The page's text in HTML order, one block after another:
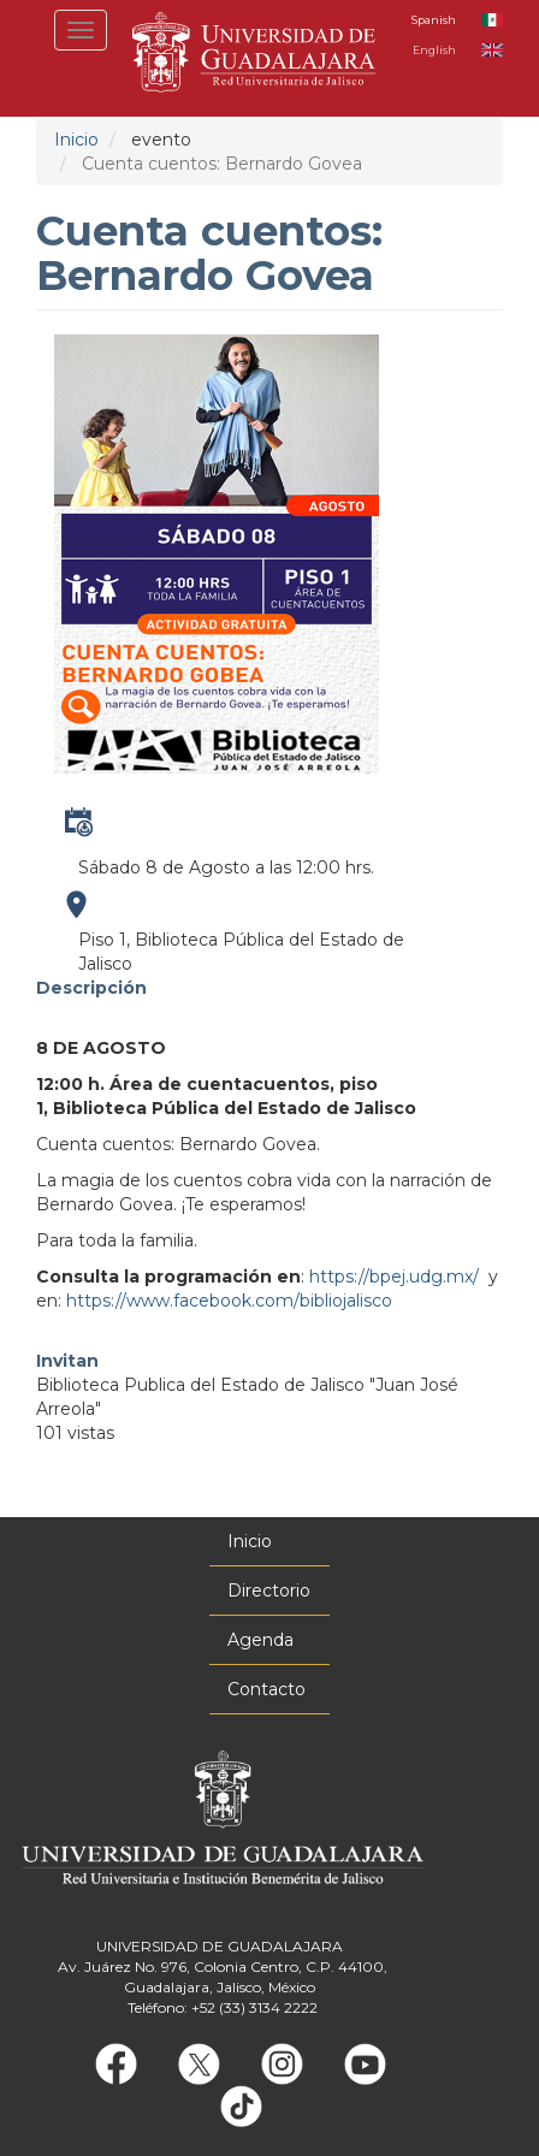
Toggle
navigation
Spanish
English
Inicio
evento
Cuenta cuentos: Bernardo Govea
Cuenta cuentos:
Bernardo Govea
Sábado 8 de Agosto a las 12:00 hrs.
Piso 1, Biblioteca Pública del Estado de
Jalisco
Descripción
8 DE AGOSTO
12:00 h. Área de cuentacuentos, piso
1, Biblioteca Pública del Estado de Jalisco
Cuenta cuentos: Bernardo Govea.
La magia de los cuentos cobra vida con la narración de
Bernardo Govea. ¡Te esperamos!
Para toda la familia.
Consulta la programación en: https://bpej.udg.mx/ y
en: https://www.facebook.com/bibliojalisco
Invitan
Biblioteca Publica del Estado de Jalisco "Juan José
Arreola"
101 vistas
Inicio
Directorio
Agenda
Contacto
UNIVERSIDAD DE GUADALAJARA
Av. Juárez No. 976, Colonia Centro, C.P. 44100,
Guadalajara, Jalisco, México
Teléfono: +52 (33) 3134 2222